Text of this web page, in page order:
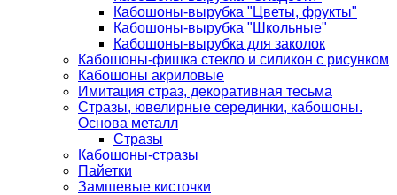
Кабошоны-вырубка "Цветы, фрукты"
Кабошоны-вырубка "Школьные"
Кабошоны-вырубка для заколок
Кабошоны-фишка стекло и силикон с рисунком
Кабошоны акриловые
Имитация страз, декоративная тесьма
Стразы, ювелирные серединки, кабошоны.
Основа металл
Стразы
Кабошоны-стразы
Пайетки
Замшевые кисточки